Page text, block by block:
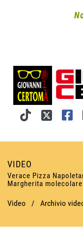
VIDEO
Verace Pizza
Margherita molecolare
Video / Archivio